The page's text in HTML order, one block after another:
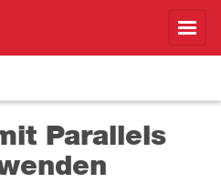
Parallels